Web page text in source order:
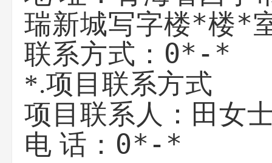
瑞新城写字楼*楼*
联系方式： 0*-*
*.项目联系方式
项目联系人： 田女
电 话： 0*-*